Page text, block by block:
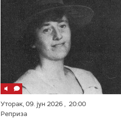
Уторак,09. јун 2026, 20:00
Реприза